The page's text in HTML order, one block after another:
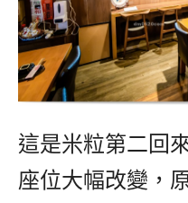
這是米粒第二回
座位大幅改變，